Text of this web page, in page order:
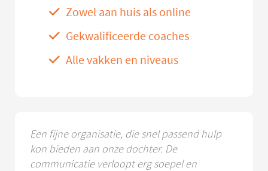
Zowel aan huis als online
Gekwalificeerde coaches
Alle vakken en niveaus
Een fijne organisatie, die snel passend hulp
kon bieden aan onze dochter. De
communicatie verloopt erg soepel en